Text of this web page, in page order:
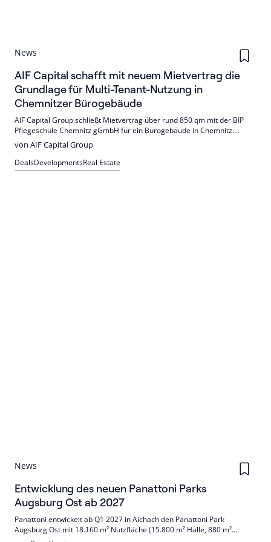
News
AIF Capital schafft mit neuem Mietvertrag die
Grundlage für Multi-Tenant-Nutzung in
Chemnitzer Bürogebäude
AIF Capital Group schließt Mietvertrag über rund 850 qm mit der BIP
Pflegeschule Chemnitz gGmbH für ein Bürogebäude in Chemnitz.
Bezug nach Umbau im Frühjahr 2027, Laufzeit zehn Jahre. Das Objekt
wird für eine Multi-Tenant-Nutzung umgebaut.
von AIF Capital Group
DealsDevelopmentsReal Estate
News
Entwicklung des neuen Panattoni Parks
Augsburg Ost ab 2027
Panattoni entwickelt ab Q1 2027 in Aichach den Panattoni Park
Augsburg Ost mit 18.160 m² Nutzfläche (15.800 m² Halle, 880 m²
Büro/Sozial, 1.480 m² Mezzanin). Fertigstellung ist für Q1 2028 geplant.